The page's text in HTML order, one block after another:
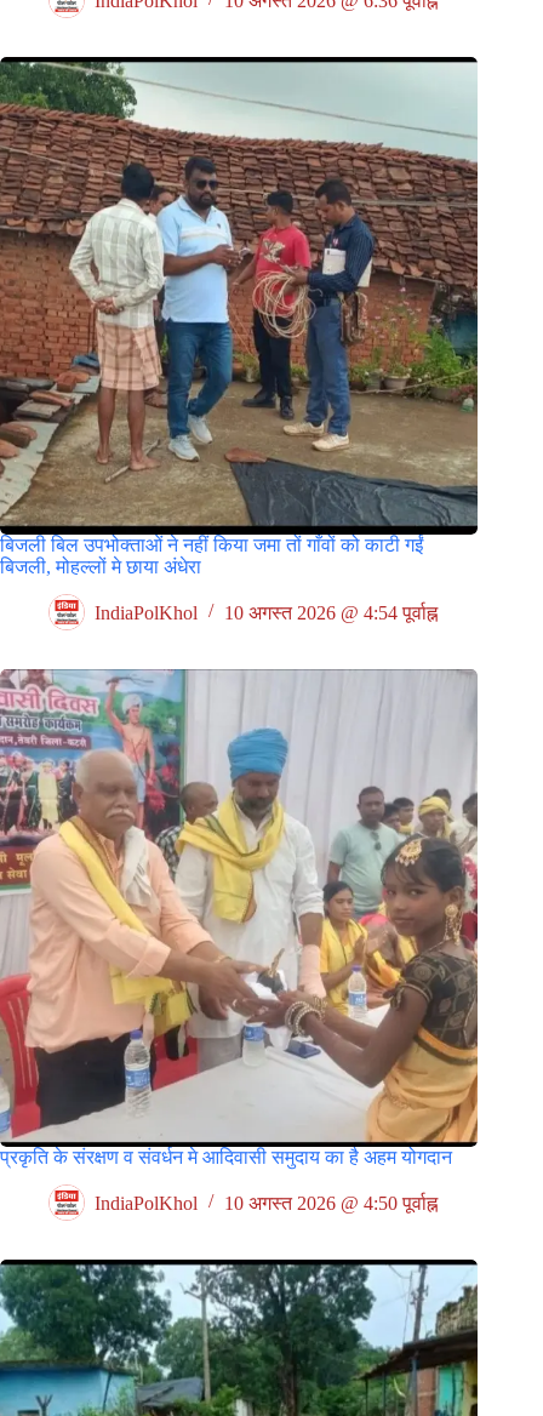
बिजली बिल उपभोक्ताओं ने नहीं किया जमा तों गाँवों को काटी गईं
बिजली, मोहल्लों मे छाया अंधेरा
IndiaPolKhol 10 अगस्त 2026 @ 4:54 पूर्वाह्न
प्रकृति के संरक्षण व संवर्धन मे आदिवासी समुदाय का है अहम योगदान
IndiaPolKhol 10 अगस्त 2026 @ 4:50 पूर्वाह्न